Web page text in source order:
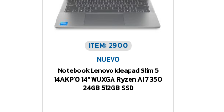
ITEM: 2900
NUEVO
Notebook Lenovo Ideapad Slim 5
14AKP10 14″ WUXGA Ryzen AI 7 350
24GB 512GB SSD